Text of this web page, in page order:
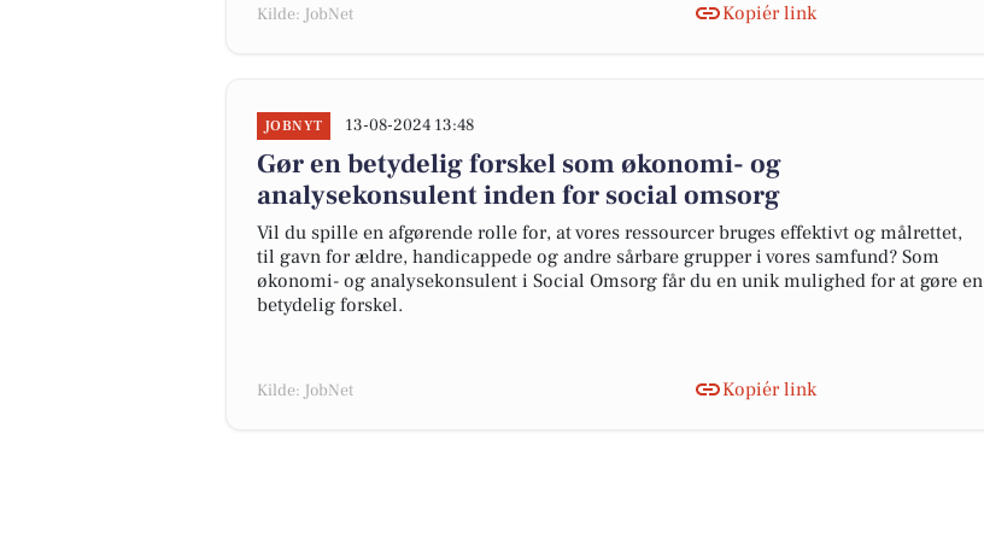
Kilde: JobNet Kopiér link
JOBNYT 13-08-2024 13:48
Gør en betydelig forskel som økonomi- og
analysekonsulent inden for social omsorg
Vil du spille en afgørende rolle for, at vores ressourcer bruges effektivt og målrettet,
til gavn for ældre, handicappede og andre sårbare grupper i vores samfund? Som
økonomi- og analysekonsulent i Social Omsorg får du en unik mulighed for at gøre en
betydelig forskel.
Kilde: JobNet Kopiér link